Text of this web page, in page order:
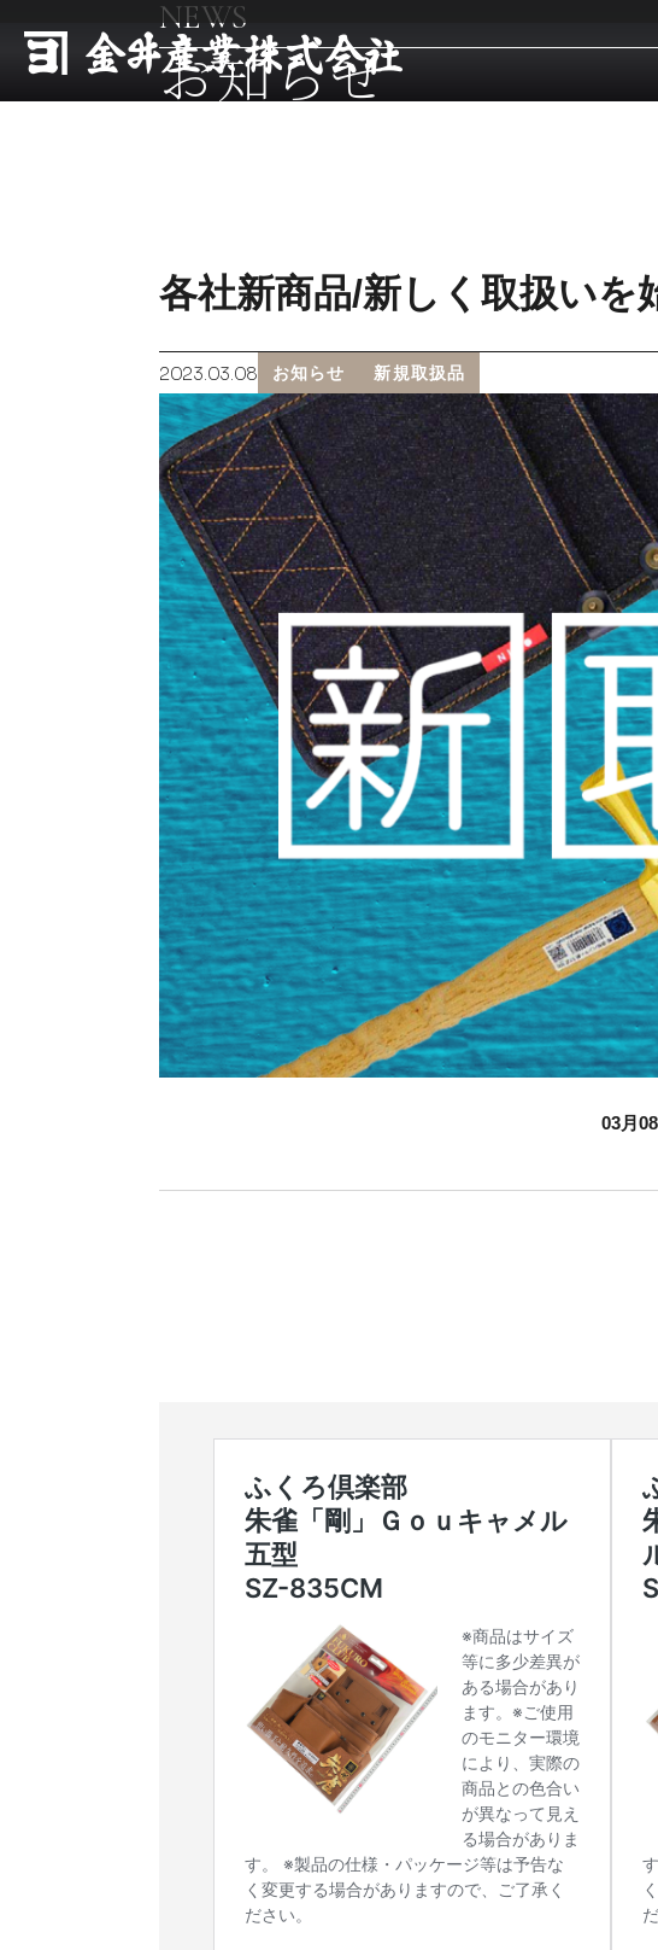
NEWS
お知らせ
各社新商品/新しく取扱いを
2023.03.08 お知らせ 新規取扱品
03月